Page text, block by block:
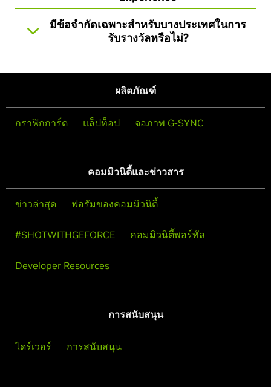
มีข้อจำกัดเฉพาะสำหรับบางประเทศในการ
รับรางวัลหรือไม่?
ผลิตภัณฑ์
กราฟิกการ์ด แล็ปท็อป จอภาพ G-SYNC
คอมมิวนิตี้และข่าวสาร
ข่าวล่าสุด ฟอรัมของคอมมิวนิตี้
#SHOTWITHGEFORCE คอมมิวนิตี้พอร์ทัล
Developer Resources
การสนับสนุน
ไดร์เวอร์ การสนับสนุน